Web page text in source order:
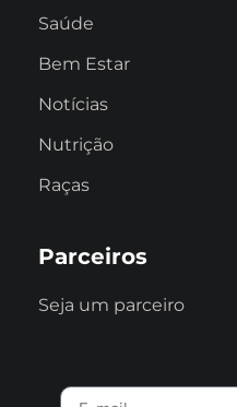
Saúde
Bem Estar
Notícias
Nutrição
Raças
Parceiros
Seja um parceiro